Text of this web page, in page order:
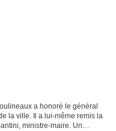
a honoré le général
la ville. Il a lui-même remis la
ministre-maire. Un